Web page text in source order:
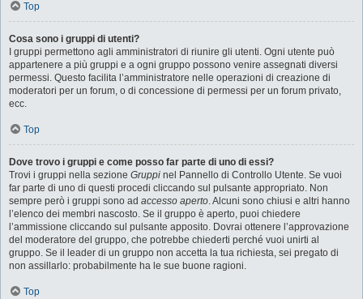
Top
Cosa sono i gruppi di utenti?
I gruppi permettono agli amministratori di riunire gli utenti. Ogni utente può
appartenere a più gruppi e a ogni gruppo possono venire assegnati diversi
permessi. Questo facilita l’amministratore nelle operazioni di creazione di
moderatori per un forum, o di concessione di permessi per un forum privato,
ecc.
Top
Dove trovo i gruppi e come posso far parte di uno di essi?
Trovi i gruppi nella sezione Gruppi nel Pannello di Controllo Utente. Se vuoi
far parte di uno di questi procedi cliccando sul pulsante appropriato. Non
sempre però i gruppi sono ad accesso aperto. Alcuni sono chiusi e altri hanno
l’elenco dei membri nascosto. Se il gruppo è aperto, puoi chiedere
l’ammissione cliccando sul pulsante apposito. Dovrai ottenere l’approvazione
del moderatore del gruppo, che potrebbe chiederti perché vuoi unirti al
gruppo. Se il leader di un gruppo non accetta la tua richiesta, sei pregato di
non assillarlo: probabilmente ha le sue buone ragioni.
Top